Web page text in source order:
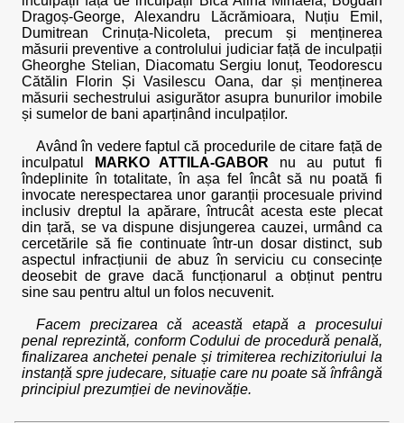
Dragoș-George, Alexandru Lăcrămioara, Nuțiu Emil,
Dumitrean Crinuța-Nicoleta, precum și menținerea
măsurii preventive a controlului judiciar față de inculpații
Gheorghe Stelian, Diacomatu Sergiu Ionuț, Teodorescu
Cătălin Florin Și Vasilescu Oana, dar și menținerea
măsurii sechestrului asigurător asupra bunurilor imobile
și sumelor de bani aparținând inculpaților.
Având în vedere faptul că procedurile de citare față de
inculpatul
MARKO ATTILA-GABOR nu au putut fi
îndeplinite în totalitate, în așa fel încât să nu poată fi
invocate nerespectarea unor garanții procesuale privind
inclusiv dreptul la apărare, întrucât acesta este plecat
din țară, se va dispune disjungerea cauzei, urmând ca
cercetările să fie continuate într-un dosar distinct, sub
aspectul infracțiunii de abuz în serviciu cu consecințe
deosebit de grave dacă funcționarul a obținut pentru
sine sau pentru altul un folos necuvenit.
Facem precizarea că această etapă a procesului
penal reprezintă, conform Codului de procedură penală,
finalizarea anchetei penale și trimiterea rechizitoriului la
instanță spre judecare, situație care nu poate să înfrângă
principiul prezumției de nevinovăție.